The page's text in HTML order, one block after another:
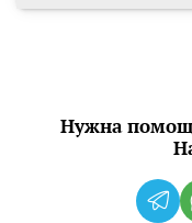
Нужна